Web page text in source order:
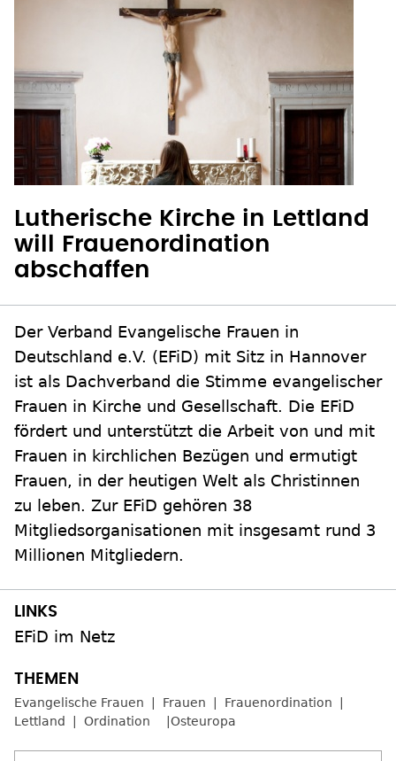
Lutherische Kirche in Lettland
will Frauenordination
abschaffen
Der Verband Evangelische Frauen in
Deutschland e.V. (EFiD) mit Sitz in Hannover
ist als Dachverband die Stimme evangelischer
Frauen in Kirche und Gesellschaft. Die EFiD
fördert und unterstützt die Arbeit von und mit
Frauen in kirchlichen Bezügen und ermutigt
Frauen, in der heutigen Welt als Christinnen
zu leben. Zur EFiD gehören 38
Mitgliedsorganisationen mit insgesamt rund 3
Millionen Mitgliedern.
EFiD im Netz
Evangelische Frauen Frauen
Frauenordination
Lettland
Ordination Osteuropa